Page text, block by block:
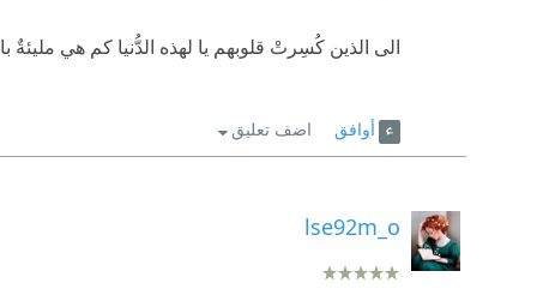
الى الذين كُسِرتْ قلوبهم يا لهذه الدُّنيا كم هي مليئةٌ
أوافق اضف تعليق
lse92m_o